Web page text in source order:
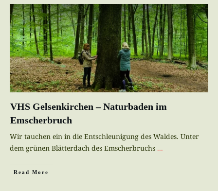
VHS Gelsenkirchen – Naturbaden im
Emscherbruch
Wir tauchen ein in die Entschleunigung des Waldes. Unter
dem grünen Blätterdach des Emscherbruchs ...
Read More